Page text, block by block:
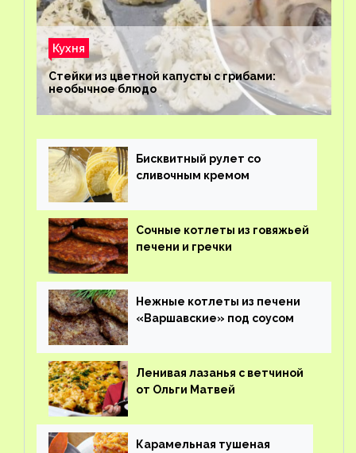
Кухня
Стейки из цветной капусты с грибами:
необычное блюдо
Бисквитный рулет со
сливочным кремом
Сочные котлеты из говяжьей
печени и гречки
Нежные котлеты из печени
«Варшавские» под соусом
Ленивая лазанья с ветчиной
от Ольги Матвей
Карамельная тушеная